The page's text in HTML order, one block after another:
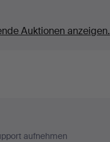
Auktionen anzeigen.
aufnehmen